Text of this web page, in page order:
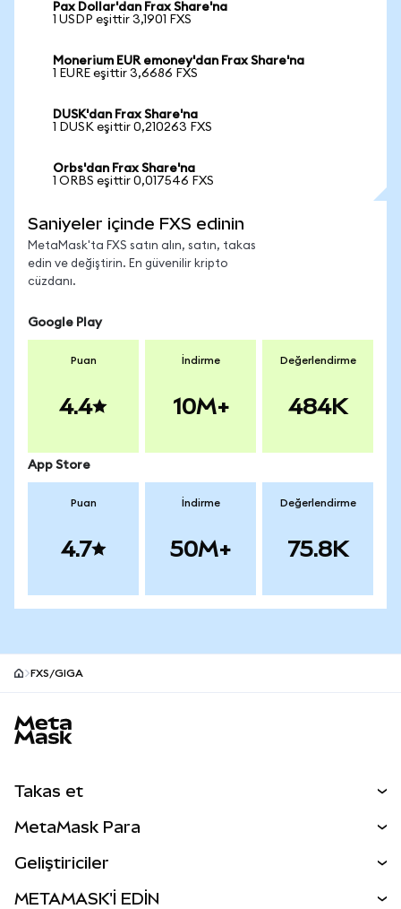
Pax Dollar'dan Frax Share'na
1 USDP eşittir 3,1901 FXS
Monerium EUR emoney'dan Frax Share'na
1 EURE eşittir 3,6686 FXS
DUSK'dan Frax Share'na
1 DUSK eşittir 0,210263 FXS
Orbs'dan Frax Share'na
1 ORBS eşittir 0,017546 FXS
Saniyeler içinde FXS edinin
MetaMask'ta FXS satın alın, satın, takas
edin ve değiştirin. En güvenilir kripto
cüzdanı.
Google Play
Puan
4.4
İndirme
10M+
Değerlendirme
484K
App Store
Puan
4.7
İndirme
50M+
Değerlendirme
75.8K
FXS/GIGA
Takas et
Perps
MetaMask Para
Geliştiriciler
METAMASK'İ EDİN